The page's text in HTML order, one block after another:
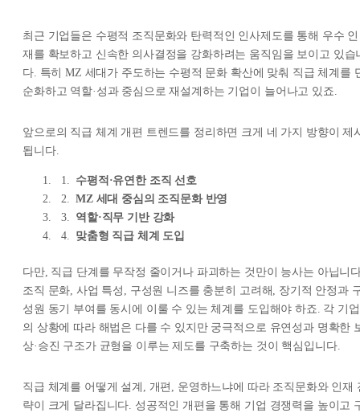
최근 기업들은 수평적 조직문화와 탄력적인 인사제도를 통해 우수 인
재를 확보하고 신속한 의사결정을 강화하려는 움직임을 보이고 있습
다. 특히 MZ 세대가 주도하는 수평적 문화 확산에 맞춰 직급 체계를
순화하고 역할·성과 중심으로 재설계하는 기업이 늘어나고 있죠.
앞으로의 직급 체계 개편 트렌드를 정리하면 크게 네 가지 방향이 제
됩니다.
수평적·유연한 조직 선호
MZ 세대 중심의 조직문화 반영
역할·직무 기반 강화
맞춤형 직급 체계 도입
다만, 직급 단계를 무작정 줄이거나 파괴하는 것만이 능사는 아닙니
조직 문화, 사업 특성, 구성원 니즈를 충분히 고려해, 장기적 안정과
성원 동기 부여를 동시에 이룰 수 있는 체계를 도입해야 하죠. 각 기업
의 상황에 따라 해법은 다를 수 있지만 궁극적으로 유연성과 명확한
상·승진 구조가 균형을 이루는 제도를 구축하는 것이 핵심입니다.
직급 체계를 어떻게 설계, 개편, 운영하느냐에 따라 조직문화와 인재
략이 크게 달라집니다. 성공적인 개편을 통해 기업 경쟁력을 높이고